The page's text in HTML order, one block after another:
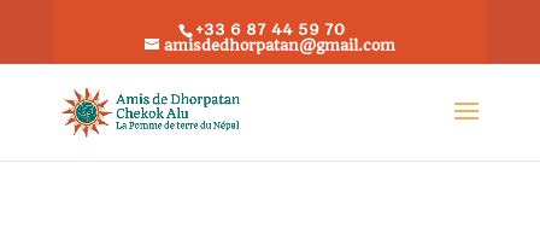
+33 6 87 44 59 70
amisdedhorpatan@gmail.com